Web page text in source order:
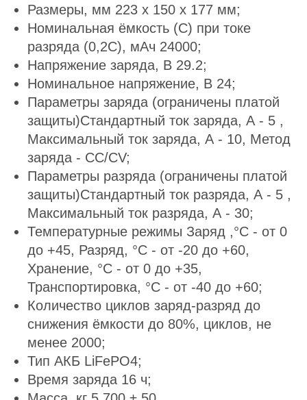
Размеры, мм 223 х 150 х 177 мм;
Номинальная ёмкость (С) при токе
разряда (0,2С), мАч 24000;
Напряжение заряда, В 29.2;
Номинальное напряжение, В 24;
Параметры заряда (ограничены платой
защиты)Стандартный ток заряда, А - 5 ,
Максимальный ток заряда, А - 10, Метод
заряда - CC/CV;
Параметры разряда (ограничены платой
защиты)Стандартный ток разряда, А - 5 ,
Максимальный ток разряда, А - 30;
Температурные режимы Заряд ,°C - от 0
до +45, Разряд, °C - от -20 до +60,
Хранение, °C - от 0 до +35,
Транспортировка, °C - от -40 до +60;
Количество циклов заряд-разряд до
снижения ёмкости до 80%, циклов, не
менее 2000;
Тип АКБ LiFePO4;
Время заряда 16 ч;